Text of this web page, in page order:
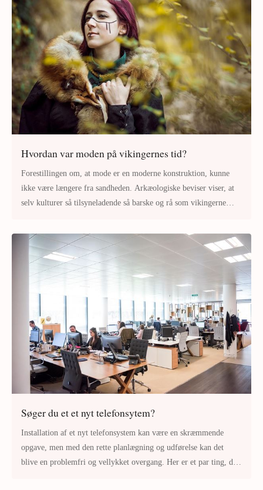
Hvordan var moden på vikingernes tid?
Forestillingen om, at mode er en moderne konstruktion, kunne
ikke være længere fra sandheden. Arkæologiske beviser viser, at
selv kulturer så tilsyneladende så barske og rå som vikingerne
Søger du et et nyt telefonsytem?
Installation af et nyt telefonsystem kan være en skræmmende
opgave, men med den rette planlægning og udførelse kan det
blive en problemfri og vellykket overgang. Her er et par ting, du